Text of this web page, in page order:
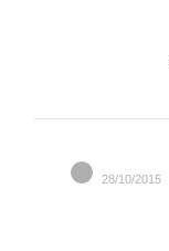
28/10/2015